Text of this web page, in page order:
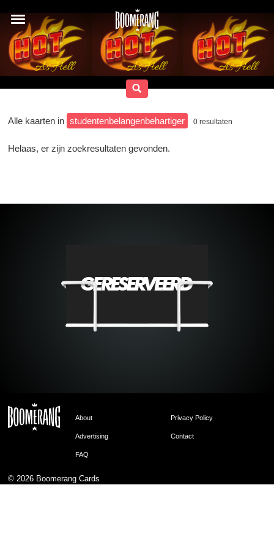
Alle kaarten in studentenbelangenbehartiger 0 resultaten
Helaas, er zijn zoekresultaten gevonden.
About Privacy Policy
Advertising Contact
FAQ
© 2026 Boomerang Cards